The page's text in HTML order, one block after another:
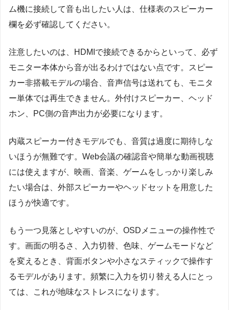
ム機に接続して音も出したい人は、仕様表のスピーカー
欄を必ず確認してください。
注意したいのは、HDMIで接続できるからといって、必ず
モニター本体から音が出るわけではない点です。スピー
カー非搭載モデルの場合、音声信号は送れても、モニタ
ー単体では再生できません。外付けスピーカー、ヘッド
ホン、PC側の音声出力が必要になります。
内蔵スピーカー付きモデルでも、音質は過度に期待しな
いほうが無難です。Web会議の確認音や簡単な動画視聴
には使えますが、映画、音楽、ゲームをしっかり楽しみ
たい場合は、外部スピーカーやヘッドセットを用意した
ほうが快適です。
もう一つ見落としやすいのが、OSDメニューの操作性で
す。画面の明るさ、入力切替、色味、ゲームモードなど
を変えるとき、背面ボタンや小さなスティックで操作す
るモデルがあります。頻繁に入力を切り替える人にとっ
ては、これが地味なストレスになります。